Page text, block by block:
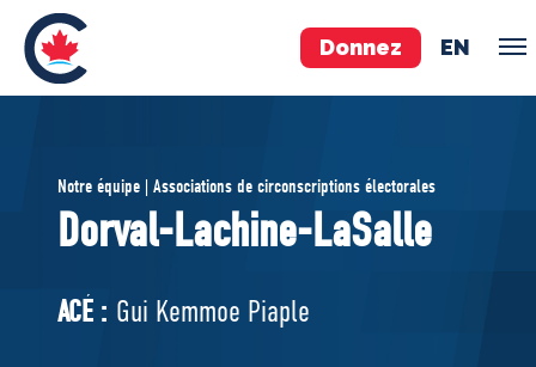
Donnez EN
ÉQUIPE
Pierre Poilievre
Vos députés conservateurs
Cabinet fantôme
Exécutif national
Notre équipe | Associations de circonscriptions électorales
Dorval-Lachine-LaSalle
ACÉ : Gui Kemmoe Piaple